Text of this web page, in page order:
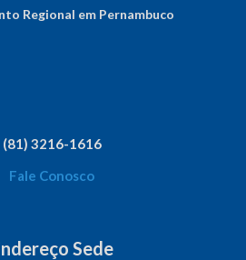
Regional em Pernambuco
(81) 3216-1616
Fale Conosco
Sede